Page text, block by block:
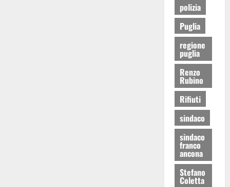
polizia
Puglia
regione
puglia
Renzo
Rubino
Rifiuti
sindaco
sindaco
franco
ancona
Stefano
Coletta